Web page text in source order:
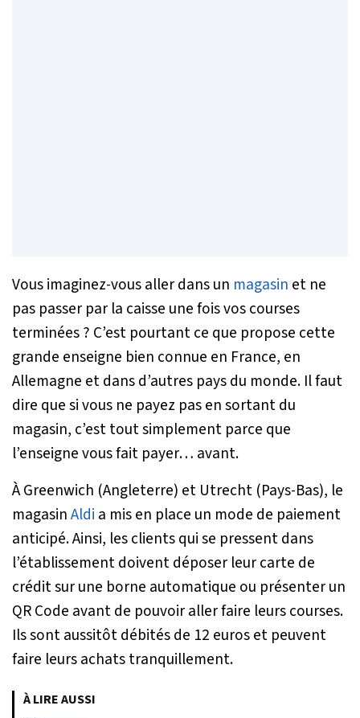
Vous imaginez-vous aller dans un magasin et ne
pas passer par la caisse une fois vos courses
terminées ? C’est pourtant ce que propose cette
grande enseigne bien connue en France, en
Allemagne et dans d’autres pays du monde. Il faut
dire que si vous ne payez pas en sortant du
magasin, c’est tout simplement parce que
l’enseigne vous fait payer… avant.
À Greenwich (Angleterre) et Utrecht (Pays-Bas), le
magasinAldi a mis en place un mode de paiement
anticipé. Ainsi, les clients qui se pressent dans
l’établissement doivent déposer leur carte de
crédit sur une borne automatique ou présenter un
QR Code avant de pouvoir aller faire leurs courses.
Ils sont aussitôt débités de 12 euros et peuvent
faire leurs achats tranquillement.
À LIRE AUSSI